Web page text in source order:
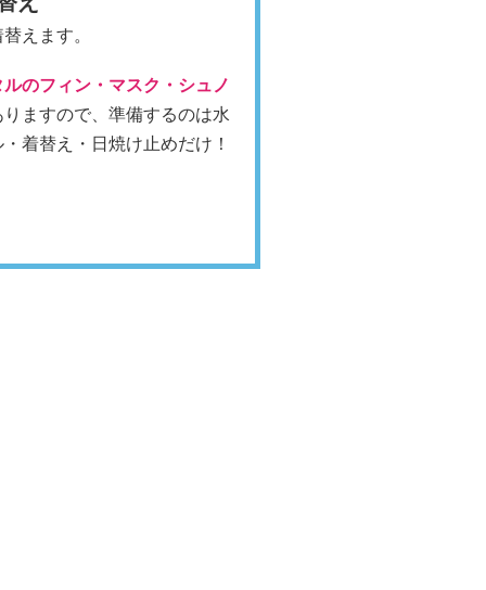
えます。
のフィン・マスク・シュノ
りますので、準備するのは水
着替え・日焼け止めだけ！